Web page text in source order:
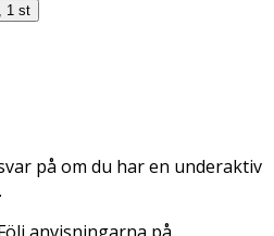
1 st
på om du har en underaktiv
anvisningarna på